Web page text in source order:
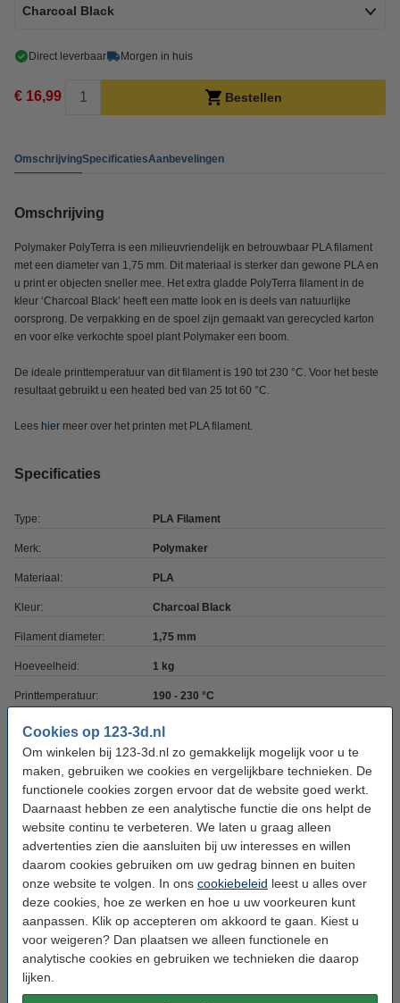
Cookies op 123-3d.nl
Om winkelen bij 123-3d.nl zo gemakkelijk mogelijk voor u te
maken, gebruiken we cookies en vergelijkbare technieken. De
functionele cookies zorgen ervoor dat de website goed werkt.
Daarnaast hebben ze een analytische functie die ons helpt de
website continu te verbeteren. We laten u graag alleen
advertenties zien die aansluiten bij uw interesses en willen
daarom cookies gebruiken om uw gedrag binnen en buiten
onze website te volgen. In ons cookiebeleid leest u alles over
deze cookies, hoe ze werken en hoe u uw voorkeuren kunt
aanpassen. Klik op accepteren om akkoord te gaan. Kiest u
voor weigeren? Dan plaatsen we alleen functionele en
analytische cookies en gebruiken we technieken die daarop
lijken.
Charcoal Black
Direct leverbaar Morgen in huis
€ 16,99 Bestellen
OmschrijvingSpecificatiesAanbevelingen
Omschrijving
Polymaker PolyTerra is een milieuvriendelijk en betrouwbaar PLA filament
met een diameter van 1,75 mm. Dit materiaal is sterker dan gewone PLA en
u print er objecten sneller mee. Het extra gladde PolyTerra filament in de
kleur ‘Charcoal Black’ heeft een matte look en is deels van natuurlijke
oorsprong. De verpakking en de spoel zijn gemaakt van gerecycled karton
en voor elke verkochte spoel plant Polymaker een boom.
De ideale printtemperatuur van dit filament is 190 tot 230 °C. Voor het beste
resultaat gebruikt u een heated bed van 25 tot 60 °C.
Lees hier meer over het printen met PLA filament.
Specificaties
Type: PLA Filament
Merk: Polymaker
Materiaal: PLA
Kleur: Charcoal Black
Filament diameter: 1,75 mm
Hoeveelheid: 1 kg
Printtemperatuur: 190 - 230 °C
Heated bed temp: 25 - 60 °C
Spoel buitendiameter: Ø 20,0 cm
Spoel binnendiameter:
Spoel breedte: 6,8 cm
Gewicht lege spoel: ± 140 gram
Print snelheid: 30 - 70 mm/s
Ons Artikelnr: DFP14160
Ontdek de kwaliteit van 123-3D filament
Overweeg ons 123-3D huismerk filament en geniet van topkwaliteit